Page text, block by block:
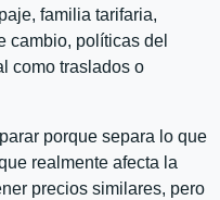
familia tarifaria,
cambio, políticas del
como traslados o
porque separa lo que
realmente afecta la
precios similares, pero